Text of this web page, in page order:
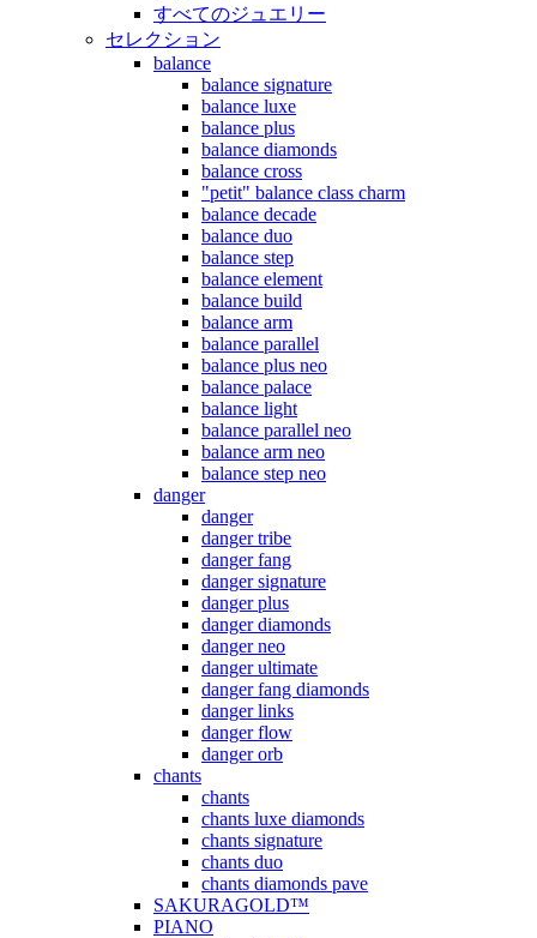
すべてのジュエリー
セレクション
balance
balance signature
balance luxe
balance plus
balance diamonds
balance cross
"petit" balance class charm
balance decade
balance duo
balance step
balance element
balance build
balance arm
balance parallel
balance plus neo
balance palace
balance light
balance parallel neo
balance arm neo
balance step neo
danger
danger
danger tribe
danger fang
danger signature
danger plus
danger diamonds
danger neo
danger ultimate
danger fang diamonds
danger links
danger flow
danger orb
chants
chants
chants luxe diamonds
chants signature
chants duo
chants diamonds pave
SAKURAGOLD™
PIANO